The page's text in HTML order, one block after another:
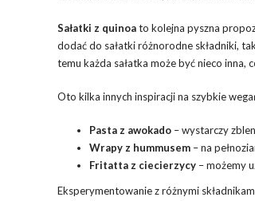
Sałatki z quinoato kolejna pyszna
dodać do sałatki różnorodne składniki,
temu każda sałatka może być nieco inna,
Oto kilka innych inspiracji na szybkie
Pasta z awokado – wystarczy
Wrapy z hummusem – na
Fritatta z ciecierzycy – możemy
Eksperymentowanie z różnymi